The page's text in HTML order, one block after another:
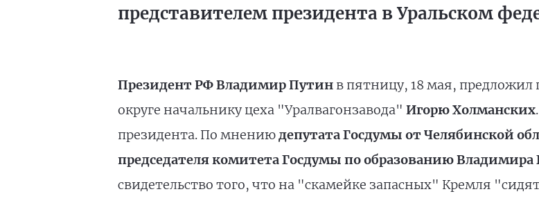
представителем президента в Уральском
Президент РФ Владимир Путинв пятницу, 18 мая, предложил
округе начальнику цеха "Уралвагонзавода" Игорю Холманских
президента. По мнениюдепутата Госдумы от Челябинской
председателя комитета Госдумы по образованию Владимира
свидетельство того, что на "скамейке запасных" Кремля